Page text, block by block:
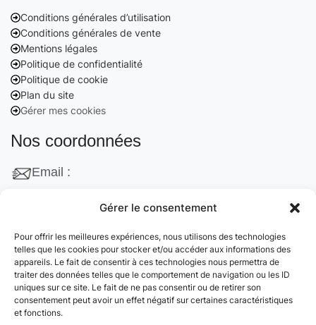
Gérer le consentement
Pour offrir les meilleures expériences, nous utilisons des technologies
telles que les cookies pour stocker et/ou accéder aux informations des
appareils. Le fait de consentir à ces technologies nous permettra de
traiter des données telles que le comportement de navigation ou les ID
uniques sur ce site. Le fait de ne pas consentir ou de retirer son
consentement peut avoir un effet négatif sur certaines caractéristiques
et fonctions.
Conditions générales d’utilisation
Conditions générales de vente
Mentions légales
Politique de confidentialité
Politique de cookie
Plan du site
Gérer mes cookies
Nos coordonnées
Email :
132 Rue Edouard Vaillant, 95870 Bezons, France
Téléphone :
+33 06 22 09 56 53
+33 06 24 78 76 77